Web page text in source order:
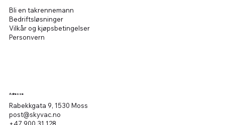
Bli en takrennemann
Bedriftsløsninger
Vilkår og kjøpsbetingelser
Personvern
Adresse
Rabekkgata 9, 1530 Moss
post@skyvac.no